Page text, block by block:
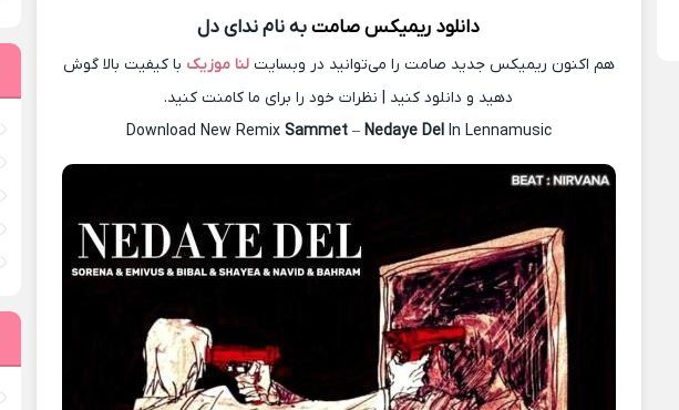
دانلود ریمیکس صامتبه نام ندای دل
هم اکنون ریمیکس جدید صامت را می‌توانید در وبسایتلنا موزیک با کیفیت بالا گوش
دهید و دانلود کنید | نظرات خود را برای ما کامنت کنید.
Download New Remix Sammet– Nedaye DelIn Lennamusic